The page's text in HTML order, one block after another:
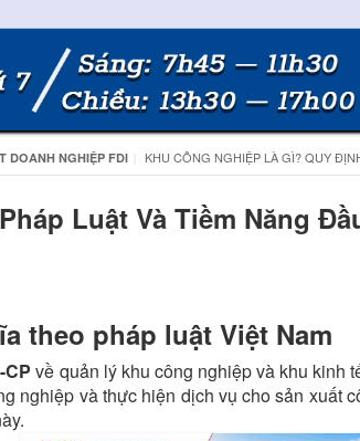
DOANH NGHIỆP FDI KHU CÔNG NGHIỆP LÀ GÌ? QUY
Luật Và Tiềm Năng
theo pháp luật Việt Nam
về quản lý khu công nghiệp và khu kinh
nghiệp và thực hiện dịch vụ cho sản xuất